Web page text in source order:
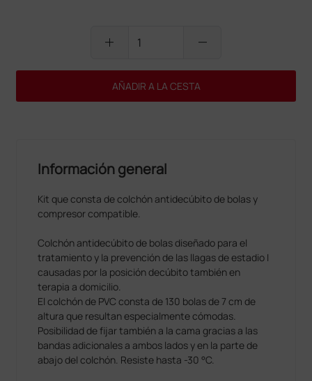
add remove
AÑADIR A LA CESTA
Información general
Kit que consta de colchón antidecúbito de bolas y
compresor compatible.
Colchón antidecúbito de bolas diseñado para el
tratamiento y la prevención de las llagas de estadio I
causadas por la posición decúbito también en
terapia a domicilio.
El colchón de PVC consta de 130 bolas de 7 cm de
altura que resultan especialmente cómodas.
Posibilidad de fijar también a la cama gracias a las
bandas adicionales a ambos lados y en la parte de
abajo del colchón. Resiste hasta -30 °C.